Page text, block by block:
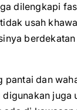
dilengkapi
usah
dan
juga